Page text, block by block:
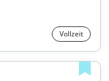
Vollzeit